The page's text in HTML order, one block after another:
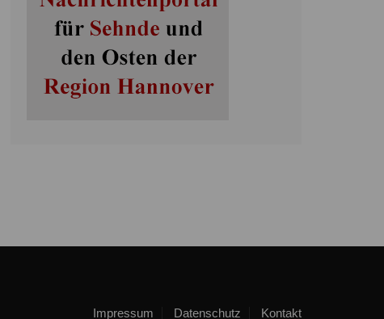
Impressum Datenschutz Kontakt